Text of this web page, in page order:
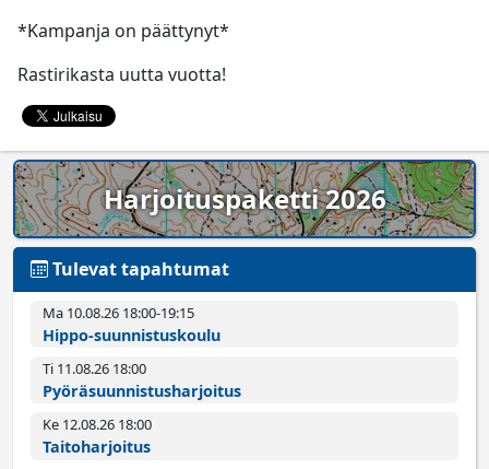
*Kampanja on päättynyt*
Rastirikasta uutta vuotta!
Harjoituspaketti 2026
Tulevat tapahtumat
Ma 10.08.26 18:00­-19:15
Hippo-suunnistuskoulu
Ti 11.08.26 18:00­
Pyörä­suunnistus­harjoitus
Ke 12.08.26 18:00­
Taitoharjoitus